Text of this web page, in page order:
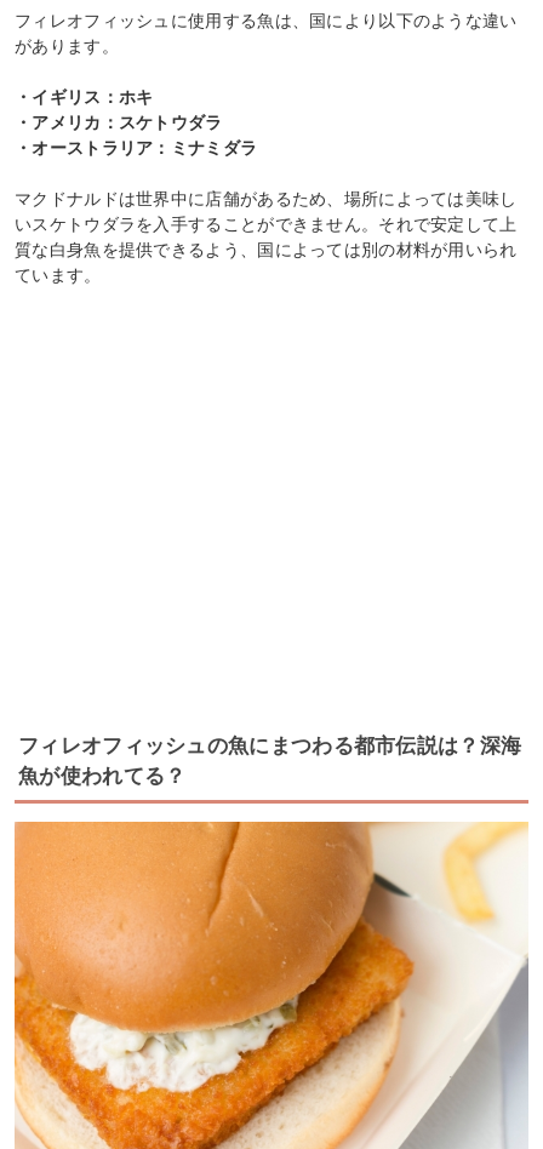
フィレオフィッシュに使用する魚は、国により以下のような違い
があります。
・イギリス：ホキ
・アメリカ：スケトウダラ
・オーストラリア：ミナミダラ
マクドナルドは世界中に店舗があるため、場所によっては美味し
いスケトウダラを入手することができません。それで安定して上
質な白身魚を提供できるよう、国によっては別の材料が用いられ
ています。
フィレオフィッシュの魚にまつわる都市伝説は？深海
魚が使われてる？